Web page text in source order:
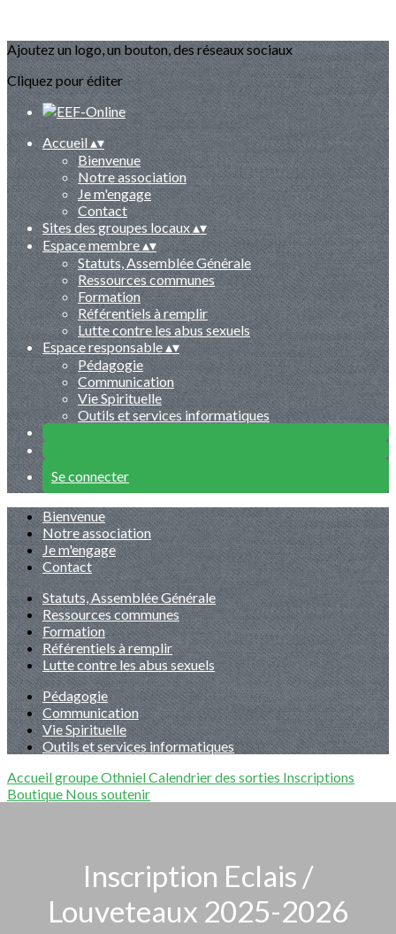
Ajoutez un logo, un bouton, des réseaux sociaux
Cliquez pour éditer
Accueil▴▾
Bienvenue
Notre association
Je m'engage
Contact
Sites des groupes locaux▴▾
Espace membre▴▾
Statuts, Assemblée Générale
Ressources communes
Formation
Référentiels à remplir
Lutte contre les abus sexuels
Espace responsable▴▾
Pédagogie
Communication
Vie Spirituelle
Outils et services informatiques
Se connecter
Bienvenue
Notre association
Je m'engage
Contact
Statuts, Assemblée Générale
Ressources communes
Formation
Référentiels à remplir
Lutte contre les abus sexuels
Pédagogie
Communication
Vie Spirituelle
Outils et services informatiques
Accueil groupe OthnielCalendrier des sorties Inscriptions
Boutique Nous soutenir
Inscription Eclais /
Louveteaux 2025-2026